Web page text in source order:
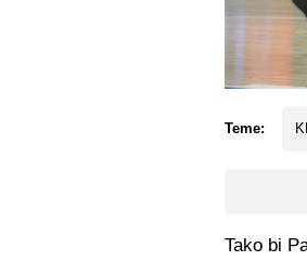
Teme:
Tako bi